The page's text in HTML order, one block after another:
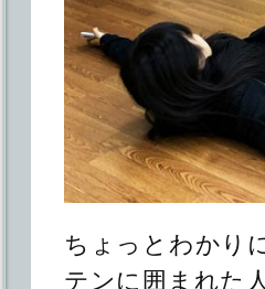
ちょっとわかり
テンに囲まれた